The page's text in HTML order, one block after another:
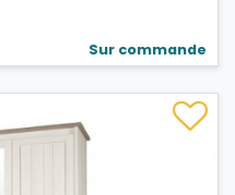
Sur commande